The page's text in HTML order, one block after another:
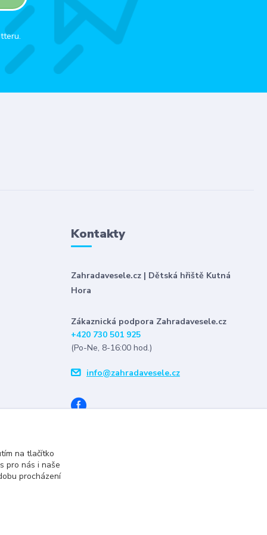
Kontakty
Zahradavesele.cz | Dětská hřiště Kutná
Hora
Zákaznická podpora Zahradavesele.cz
+420 730 501 925
(Po-Ne, 8-16:00 hod.)
info@zahradavesele.cz
na tlačítko
pro nás i naše
procházení